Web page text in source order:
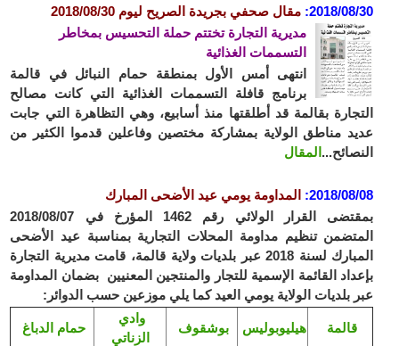
2018/08/30
: مقال صحفي بجريدة الصريح ليوم 2018/08/30
مديرية التجارة تختتم حملة التحسيس بمخاطر
التسممات الغذائية
انتهى أمس الأول بمنطقة حمام النبائل في قالمة
برنامج قافلة التسممات الغذائية التي كانت مصالح
التجارة بقالمة قد أطلقتها منذ أسابيع، وهي التظاهرة التي جابت
عديد مناطق الولاية بمشاركة مختصين وفاعلين قدموا الكثير من
النصائح... المقال
2018/08/08
: المداومة يومي عيد الأضحى المبارك
بمقتضى القرار الولائي رقم 1462 المؤرخ في 2018/08/07
المتضمن تنظيم مداومة المحلات التجارية بمناسبة عيد الأضحى
المبارك لسنة 2018 عبر بلديات ولاية قالمة، قامت مديرية التجارة
بإعداد القائمة الإسمية للتجار والمنتجين المعنيين بضمان المداومة
عبر بلديات الولاية يومي العيد كما يلي موزعين حسب الدوائر:
حمام الدباغ
وادي
الزناتي
بوشقوف هيليوبوليس قالمة